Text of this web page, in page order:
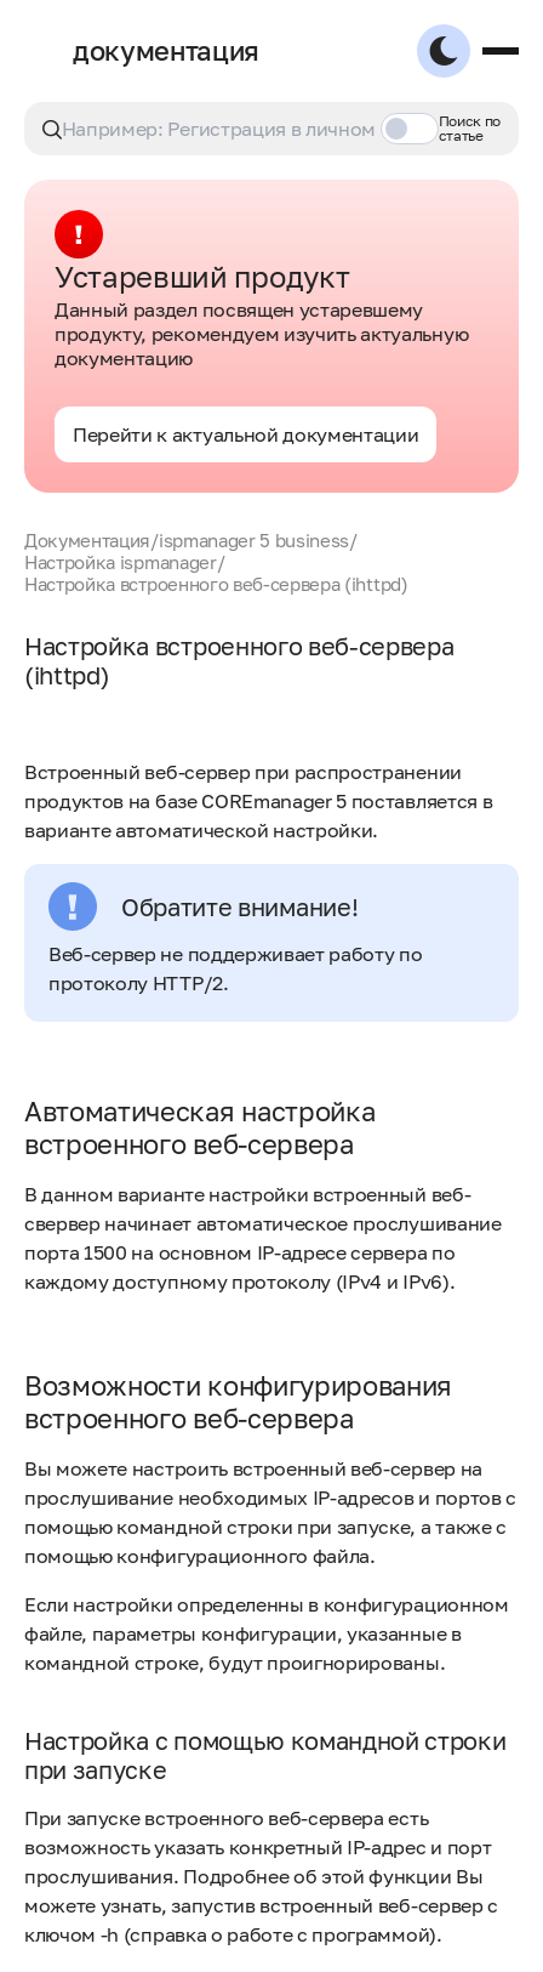
документация
Поиск по
статье
Устаревший продукт
Данный раздел посвящен устаревшему
продукту, рекомендуем изучить актуальную
документацию
Перейти к актуальной документации
Документация/ispmanager 5 business/
Настройка ispmanager/
Настройка встроенного веб-сервера (ihttpd)
Настройка встроенного веб-сервера
(ihttpd)
Встроенный веб-сервер при распространении
продуктов на базе COREmanager 5 поставляется в
варианте автоматической настройки.
Обратите внимание!
Веб-сервер не поддерживает работу по
протоколу HTTP/2.
Автоматическая настройка
встроенного веб-сервера
В данном варианте настройки встроенный веб-
свервер начинает автоматическое прослушивание
порта 1500 на основном IP-адресе сервера по
каждому доступному протоколу (IPv4 и IPv6).
Возможности конфигурирования
встроенного веб-сервера
Вы можете настроить встроенный веб-сервер на
прослушивание необходимых IP-адресов и портов с
помощью командной строки при запуске, а также с
помощью конфигурационного файла.
Если настройки определенны в конфигурационном
файле, параметры конфигурации, указанные в
командной строке, будут проигнорированы.
Настройка с помощью командной строки
при запуске
При запуске встроенного веб-сервера есть
возможность указать конкретный IP-адрес и порт
прослушивания. Подробнее об этой функции Вы
можете узнать, запустив встроенный веб-сервер с
ключом -h (справка о работе с программой).